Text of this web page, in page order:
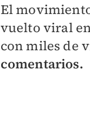
El
vuelto viral
con miles de
comentarios.